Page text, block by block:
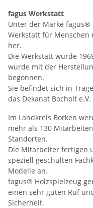
fagus Werkstatt
Unter der Marke fagus®
Werkstatt für Menschen
her.
Die Werkstatt wurde
wurde mit der
begonnen.
Sie befindet sich in
das Dekanat Bocholt e.V.
Im Landkreis Borken
mehr als 130
Standorten.
Die Mitarbeiter fertigen
speziell geschulten
Modelle an.
fagus® Holzspielzeug
einen sehr guten Ruf
Sicherheit.